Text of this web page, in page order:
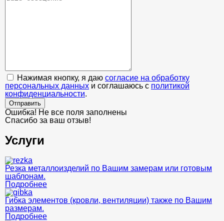
Нажимая кнопку, я даю согласие на обработку
персональных данных и соглашаюсь с политикой
конфиденциальности.
Отправить
Ошибка! Не все поля заполнены
Спасибо за ваш отзыв!
Услуги
Резка металлоизделий по Вашим замерам или готовым
шаблонам.
Подробнее
Гибка элементов (кровли, вентиляции) также по Вашим
размерам.
Подробнее